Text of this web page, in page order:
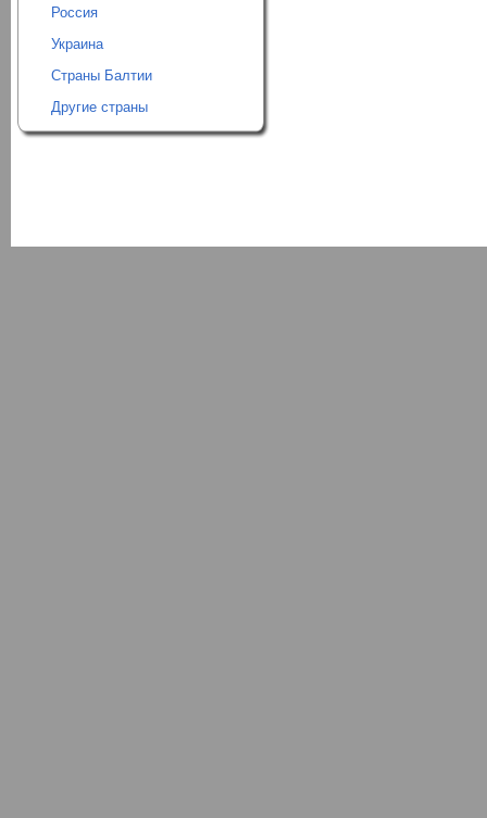
Россия
Украина
Страны Балтии
Другие страны